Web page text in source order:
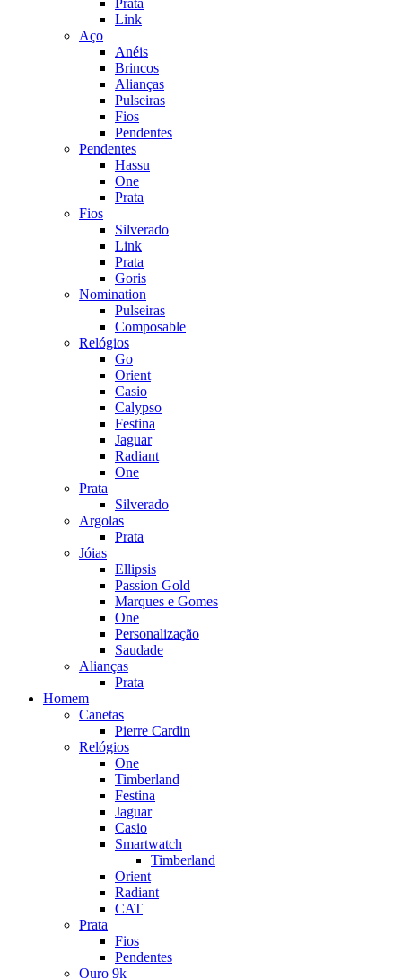
Prata
Link
Aço
Anéis
Brincos
Alianças
Pulseiras
Fios
Pendentes
Pendentes
Hassu
One
Prata
Fios
Silverado
Link
Prata
Goris
Nomination
Pulseiras
Composable
Relógios
Go
Orient
Casio
Calypso
Festina
Jaguar
Radiant
One
Prata
Silverado
Argolas
Prata
Jóias
Ellipsis
Passion Gold
Marques e Gomes
One
Personalização
Saudade
Alianças
Prata
Homem
Canetas
Pierre Cardin
Relógios
One
Timberland
Festina
Jaguar
Casio
Smartwatch
Timberland
Orient
Radiant
CAT
Prata
Fios
Pendentes
Ouro 9k